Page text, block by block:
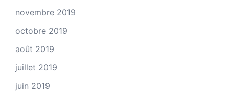
novembre 2019
octobre 2019
août 2019
juillet 2019
juin 2019